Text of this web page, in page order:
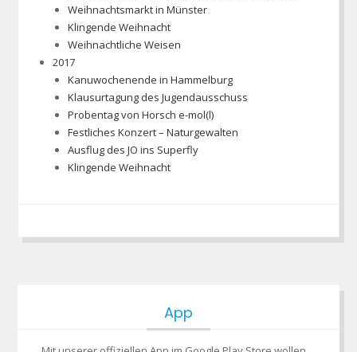
Weihnachtsmarkt in Münster
Klingende Weihnacht
Weihnachtliche Weisen
2017
Kanuwochenende in Hammelburg
Klausurtagung des Jugendausschuss
Probentag von Horsch e-mol(l)
Festliches Konzert – Naturgewalten
Ausflug des JO ins Superfly
Klingende Weihnacht
App